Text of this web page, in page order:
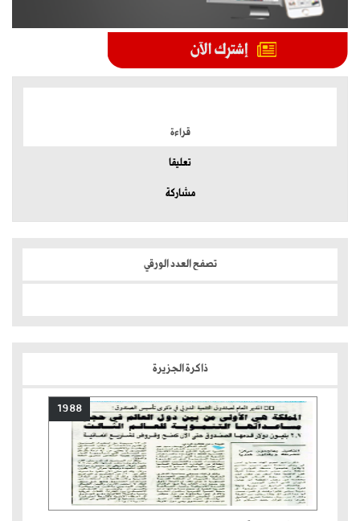
قراءة
تعليقا
مشاركة
تصفح العدد الورقي
ذاكرة الجزيرة
1988